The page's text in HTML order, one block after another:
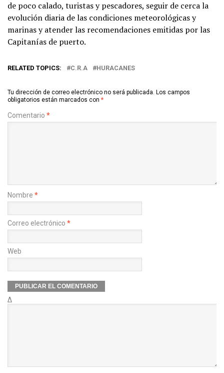
de poco calado, turistas y pescadores, seguir de cerca la
evolución diaria de las condiciones meteorológicas y
marinas y atender las recomendaciones emitidas por las
Capitanías de puerto.
RELATED TOPICS: C.R.A HURACANES
Tu dirección de correo electrónico no será publicada. Los campos
obligatorios están marcados con *
Comentario *
Nombre *
Correo electrónico *
Web
Δ